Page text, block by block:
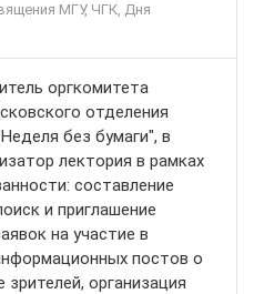
МГУ, ЧГК, Дня
оргкомитета
отделения
без бумаги", в
лектория в рамках
составление
и приглашение
на участие в
постов о
организация